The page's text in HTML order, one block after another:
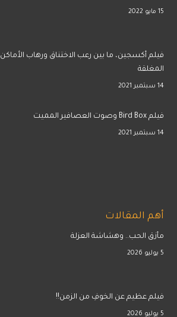
15 مايو 2022
فيلم أكسجين، ما بين رعب الاختناق ورهاب الأماكن
المغلقة
14 سبتمبر 2021
فيلم Bird Box وصوت العصافير المميت
14 سبتمبر 2021
أهم المقالات
مأزق الحب.. وهشاشة العزلة
5 يوليو 2026
فيلم عظيم عن الخوفِ من الزمن!!
5 يوليو 2026